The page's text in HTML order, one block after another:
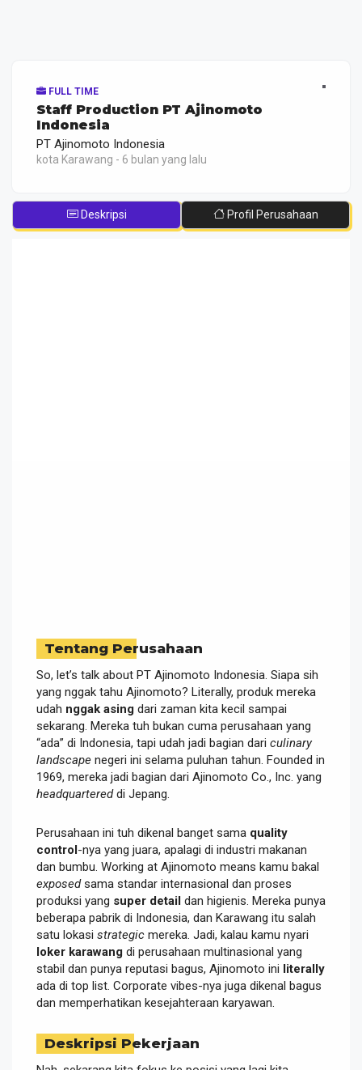
FULL TIME
Staff Production PT Ajinomoto
Indonesia
PT Ajinomoto Indonesia
kota Karawang - 6 bulan yang lalu
Deskripsi Profil Perusahaan
Tentang Perusahaan
So, let’s talk about PT Ajinomoto Indonesia. Siapa sih
yang nggak tahu Ajinomoto? Literally, produk mereka
udah nggak asing dari zaman kita kecil sampai
sekarang. Mereka tuh bukan cuma perusahaan yang
“ada” di Indonesia, tapi udah jadi bagian dari culinary
landscape negeri ini selama puluhan tahun. Founded in
1969, mereka jadi bagian dari Ajinomoto Co., Inc. yang
headquartereddi Jepang.
Perusahaan ini tuh dikenal banget sama quality
control-nya yang juara, apalagi di industri makanan
dan bumbu. Working at Ajinomoto means kamu bakal
exposedsama standar internasional dan proses
produksi yang super detail dan higienis. Mereka punya
beberapa pabrik di Indonesia, dan Karawang itu salah
satu lokasi strategic mereka. Jadi, kalau kamu nyari
loker karawang di perusahaan multinasional yang
stabil dan punya reputasi bagus, Ajinomoto ini literally
ada di top list. Corporate vibes-nya juga dikenal bagus
dan memperhatikan kesejahteraan karyawan.
Deskripsi Pekerjaan